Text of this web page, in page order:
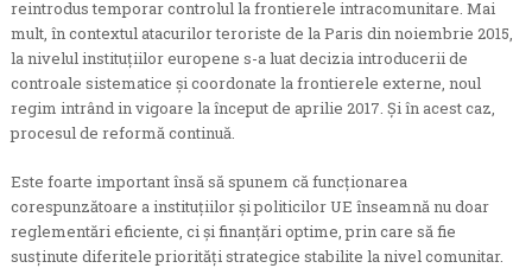
reintrodus temporar controlul la frontierele intracomunitare. Mai
mult, în contextul atacurilor teroriste de la Paris din noiembrie 2015,
la nivelul instituțiilor europene s-a luat decizia introducerii de
controale sistematice și coordonate la frontierele externe, noul
regim intrând in vigoare la început de aprilie 2017. Și în acest caz,
procesul de reformă continuă.
Este foarte important însă să spunem că funcționarea
corespunzătoare a instituțiilor și politicilor UE înseamnă nu doar
reglementări eficiente, ci și finanțări optime, prin care să fie
susținute diferitele priorități strategice stabilite la nivel comunitar.